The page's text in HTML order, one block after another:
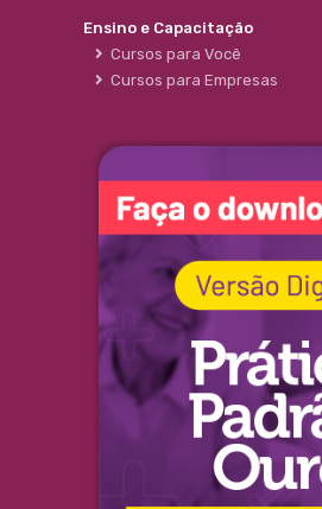
Ensino e Capacitação
Cursos para Você
Cursos para Empresas